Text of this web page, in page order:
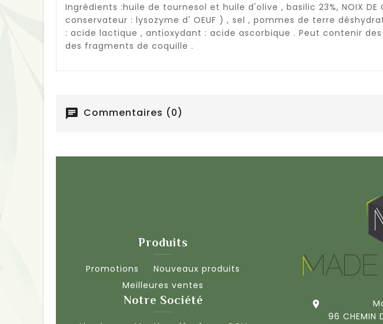
Ingrédients :huile de tournesol et huile d'olive , basilic 23%, NOIX DE
conservateur : lysozyme d' OEUF ) , sel , pommes de terre
: acide lactique , antioxydant : acide ascorbique . Peut contenir
des fragments de coquille .
chat Commentaires (0)

96 CHEMIN
Produits
Promotions
Nouveaux produits
Meilleures ventes
Notre Société